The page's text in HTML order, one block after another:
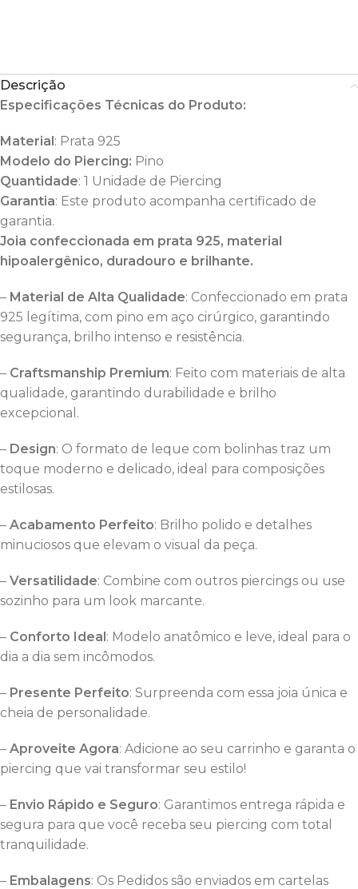
Descrição
Especificações Técnicas do Produto:
Material: Prata 925
Modelo do Piercing: Pino
Quantidade: 1 Unidade de Piercing
Garantia: Este produto acompanha certificado de
garantia.
Joia confeccionada em prata 925, material
hipoalergênico, duradouro e brilhante.
– Material de Alta Qualidade: Confeccionado em prata
925 legítima, com pino em aço cirúrgico, garantindo
segurança, brilho intenso e resistência.
– Craftsmanship Premium: Feito com materiais de alta
qualidade, garantindo durabilidade e brilho
excepcional.
– Design: O formato de leque com bolinhas traz um
toque moderno e delicado, ideal para composições
estilosas.
– Acabamento Perfeito: Brilho polido e detalhes
minuciosos que elevam o visual da peça.
– Versatilidade: Combine com outros piercings ou use
sozinho para um look marcante.
– Conforto Ideal: Modelo anatômico e leve, ideal para o
dia a dia sem incômodos.
– Presente Perfeito: Surpreenda com essa joia única e
cheia de personalidade.
– Aproveite Agora: Adicione ao seu carrinho e garanta o
piercing que vai transformar seu estilo!
– Envio Rápido e Seguro: Garantimos entrega rápida e
segura para que você receba seu piercing com total
tranquilidade.
– Embalagens: Os Pedidos são enviados em cartelas